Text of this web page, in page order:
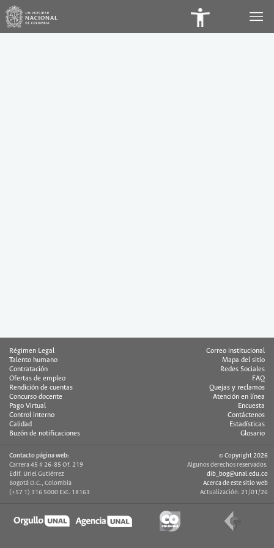
Régimen Legal
Talento humano
Contratación
Ofertas de empleo
Rendición de cuentas
Concurso docente
Pago Virtual
Control interno
Calidad
Buzón de notificaciones
Correo institucional
Mapa del sitio
Redes Sociales
FAQ
Quejas y reclamos
Atención en línea
Encuesta
Contáctenos
Estadísticas
Glosario
Contacto página web:
Carrera 45 # 26-85 Of. 219
Edif. Uriel Gutiérrez
Bogotá D.C., Colombia
(+57 1) 316 5000 Ext. 18163
© Copyright 2026
Algunos derechos reservados.
dib_bog@unal.edu.co
Acerca de este sitio web
Actualización: 21/01/26